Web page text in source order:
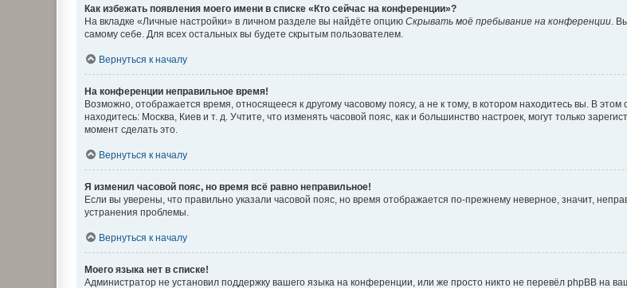
Как избежать появления моего имени в списке «Кто сейчас на конференции»?
На вкладке «Личные настройки» в личном разделе вы найдёте опцию Скрывать моё пребывание на конференции.
самому себе. Для всех остальных вы будете скрытым пользователем.
Вернуться к началу
На конференции неправильное время!
Возможно, отображается время, относящееся к другому часовому поясу, а не к тому, в котором находитесь вы. В
находитесь: Москва, Киев и т. д. Учтите, что изменять часовой пояс, как и большинство настроек, могут только
момент сделать это.
Вернуться к началу
Я изменил часовой пояс, но время всё равно неправильное!
Если вы уверены, что правильно указали часовой пояс, но время отображается по-прежнему неверное, значит,
устранения проблемы.
Вернуться к началу
Моего языка нет в списке!
Администратор не установил поддержку вашего языка на конференции, или же просто никто не перевёл phpBB на